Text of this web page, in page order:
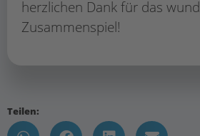
herzlichen Dank für das
Zusammenspiel!
Teilen: